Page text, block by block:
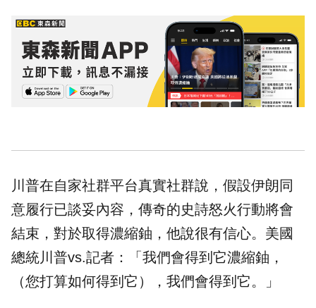
川普在自家社群平台真實社群說，假設伊朗同
意履行已談妥內容，傳奇的史詩怒火行動將會
結束，對於取得濃縮鈾，他說很有信心。美國
總統川普vs.記者：「我們會得到它濃縮鈾，
（您打算如何得到它），我們會得到它。」